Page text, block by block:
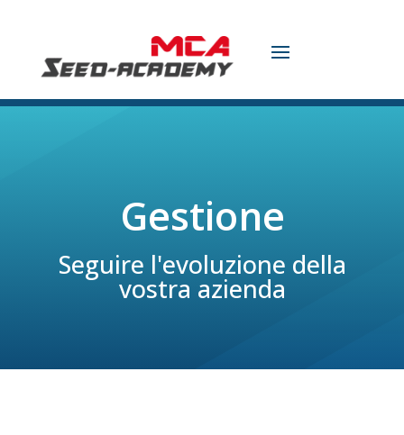
Gestione
Seguire l'evoluzione della
vostra azienda